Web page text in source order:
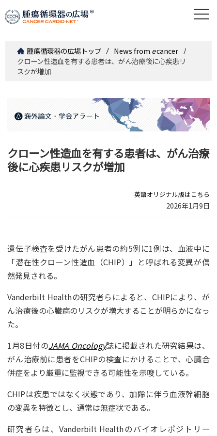
腫瘍循環器の広場トップ News from ecancer
クローン性造血を有する患者は、がん治療後に心疾患リ
スクが増加
クローン性造血を有する患者は、がん治療
後に心疾患リスクが増加
英語オリジナル版はこちら
2026年1月9日
遺伝子検査を受けたがん患者の約5例に1例は、血液中に
「潜在性クローン性造血（CHIP）」と呼ばれる変異が偶
然発見される。
Vanderbilt Healthの研究者らによると、CHIPにより、が
ん治療後の心臓病のリスクが増大することが明らかになっ
た。
1月8日付のJAMA Oncology誌に掲載された研究結果は、
がん治療前に患者をCHIPの検査にかけることで、心臓合
併症をより厳重に監視できる可能性を示唆している。
CHIPは疾患ではなく状態であり、加齢に伴う血液幹細胞
の変異を特徴とし、通常は無症状である。
研究者らは、Vanderbilt Healthのバイオレポジトリー